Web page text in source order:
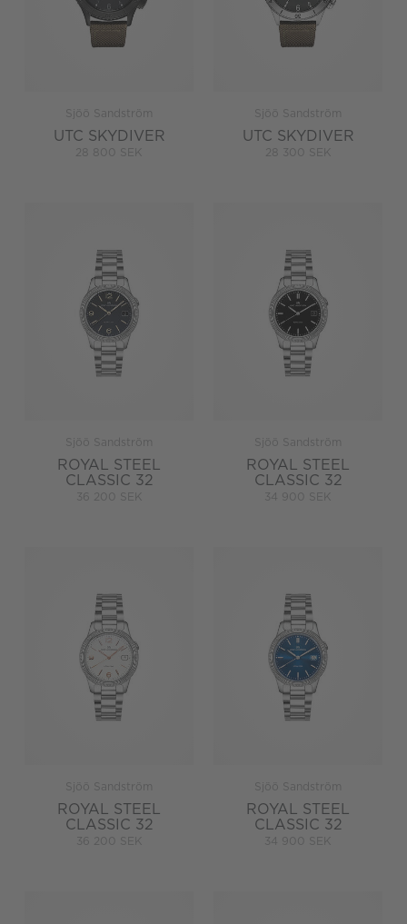
Sjöö Sandström
UTC SKYDIVER
28 800 SEK
Sjöö Sandström
UTC SKYDIVER
28 300 SEK
Sjöö Sandström
ROYAL STEEL
CLASSIC 32
36 200 SEK
Sjöö Sandström
ROYAL STEEL
CLASSIC 32
34 900 SEK
Sjöö Sandström
ROYAL STEEL
CLASSIC 32
36 200 SEK
Sjöö Sandström
ROYAL STEEL
CLASSIC 32
34 900 SEK